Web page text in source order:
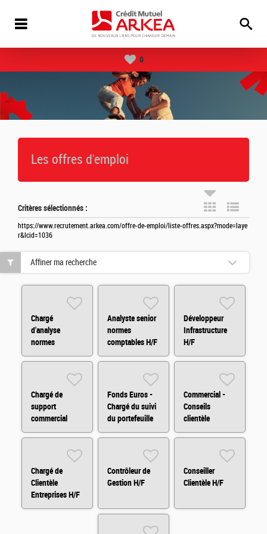
0
Les offres d'emploi
Critères sélectionnés :
https://www.recrutement.arkea.com/offre-de-emploi/liste-offres.aspx?mode=laye
r&lcid=1036
Chargé
d'analyse
normes
comptables H/F
Analyste senior
normes
comptables H/F
Développeur
Infrastructure
H/F
Chargé de
support
commercial
H/F/X
Fonds Euros -
Chargé du suivi
du portefeuille
immobilier H/F
Commercial -
Conseils
clientèle
agricole
Chargé de
Clientèle
Entreprises H/F
Contrôleur de
Gestion H/F
Conseiller
Clientèle H/F
Affiner ma recherche